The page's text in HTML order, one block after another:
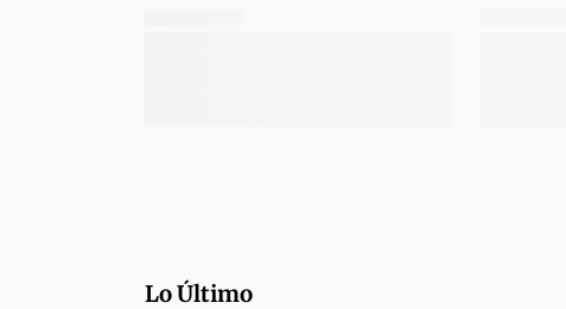
Lo Último